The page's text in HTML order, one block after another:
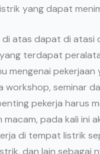
yang dapat
atas dapat di atasi
terdapat
mengenai
seminar
pekerja harus
macam, pada kali ini
di tempat listrik
dan lain sebagai